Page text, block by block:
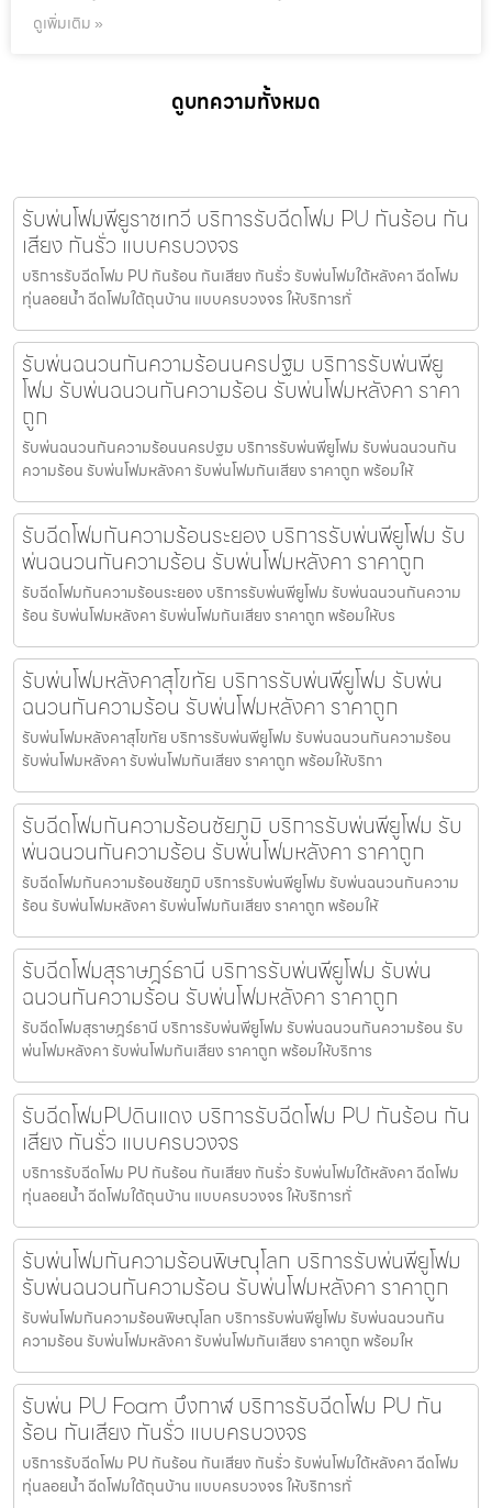
ดูเพิ่มเติม »
ดูบทความทั้งหมด
รับพ่นโฟมพียูราชเทวี บริการรับฉีดโฟม PU กันร้อน กัน
เสียง กันรั่ว แบบครบวงจร
บริการรับฉีดโฟม PU กันร้อน กันเสียง กันรั่ว รับพ่นโฟมใต้หลังคา ฉีดโฟม
ทุ่นลอยน้ำ ฉีดโฟมใต้ถุนบ้าน แบบครบวงจร ให้บริการทั่
รับพ่นฉนวนกันความร้อนนครปฐม บริการรับพ่นพียู
โฟม รับพ่นฉนวนกันความร้อน รับพ่นโฟมหลังคา ราคา
ถูก
รับพ่นฉนวนกันความร้อนนครปฐม บริการรับพ่นพียูโฟม รับพ่นฉนวนกัน
ความร้อน รับพ่นโฟมหลังคา รับพ่นโฟมกันเสียง ราคาถูก พร้อมให้
รับฉีดโฟมกันความร้อนระยอง บริการรับพ่นพียูโฟม รับ
พ่นฉนวนกันความร้อน รับพ่นโฟมหลังคา ราคาถูก
รับฉีดโฟมกันความร้อนระยอง บริการรับพ่นพียูโฟม รับพ่นฉนวนกันความ
ร้อน รับพ่นโฟมหลังคา รับพ่นโฟมกันเสียง ราคาถูก พร้อมให้บร
รับพ่นโฟมหลังคาสุโขทัย บริการรับพ่นพียูโฟม รับพ่น
ฉนวนกันความร้อน รับพ่นโฟมหลังคา ราคาถูก
รับพ่นโฟมหลังคาสุโขทัย บริการรับพ่นพียูโฟม รับพ่นฉนวนกันความร้อน
รับพ่นโฟมหลังคา รับพ่นโฟมกันเสียง ราคาถูก พร้อมให้บริกา
รับฉีดโฟมกันความร้อนชัยภูมิ บริการรับพ่นพียูโฟม รับ
พ่นฉนวนกันความร้อน รับพ่นโฟมหลังคา ราคาถูก
รับฉีดโฟมกันความร้อนชัยภูมิ บริการรับพ่นพียูโฟม รับพ่นฉนวนกันความ
ร้อน รับพ่นโฟมหลังคา รับพ่นโฟมกันเสียง ราคาถูก พร้อมให้
รับฉีดโฟมสุราษฎร์ธานี บริการรับพ่นพียูโฟม รับพ่น
ฉนวนกันความร้อน รับพ่นโฟมหลังคา ราคาถูก
รับฉีดโฟมสุราษฎร์ธานี บริการรับพ่นพียูโฟม รับพ่นฉนวนกันความร้อน รับ
พ่นโฟมหลังคา รับพ่นโฟมกันเสียง ราคาถูก พร้อมให้บริการ
รับฉีดโฟมPUดินแดง บริการรับฉีดโฟม PU กันร้อน กัน
เสียง กันรั่ว แบบครบวงจร
บริการรับฉีดโฟม PU กันร้อน กันเสียง กันรั่ว รับพ่นโฟมใต้หลังคา ฉีดโฟม
ทุ่นลอยน้ำ ฉีดโฟมใต้ถุนบ้าน แบบครบวงจร ให้บริการทั่
รับพ่นโฟมกันความร้อนพิษณุโลก บริการรับพ่นพียูโฟม
รับพ่นฉนวนกันความร้อน รับพ่นโฟมหลังคา ราคาถูก
รับพ่นโฟมกันความร้อนพิษณุโลก บริการรับพ่นพียูโฟม รับพ่นฉนวนกัน
ความร้อน รับพ่นโฟมหลังคา รับพ่นโฟมกันเสียง ราคาถูก พร้อมให
รับพ่น PU Foam บึงกาฬ บริการรับฉีดโฟม PU กัน
ร้อน กันเสียง กันรั่ว แบบครบวงจร
บริการรับฉีดโฟม PU กันร้อน กันเสียง กันรั่ว รับพ่นโฟมใต้หลังคา ฉีดโฟม
ทุ่นลอยน้ำ ฉีดโฟมใต้ถุนบ้าน แบบครบวงจร ให้บริการทั่